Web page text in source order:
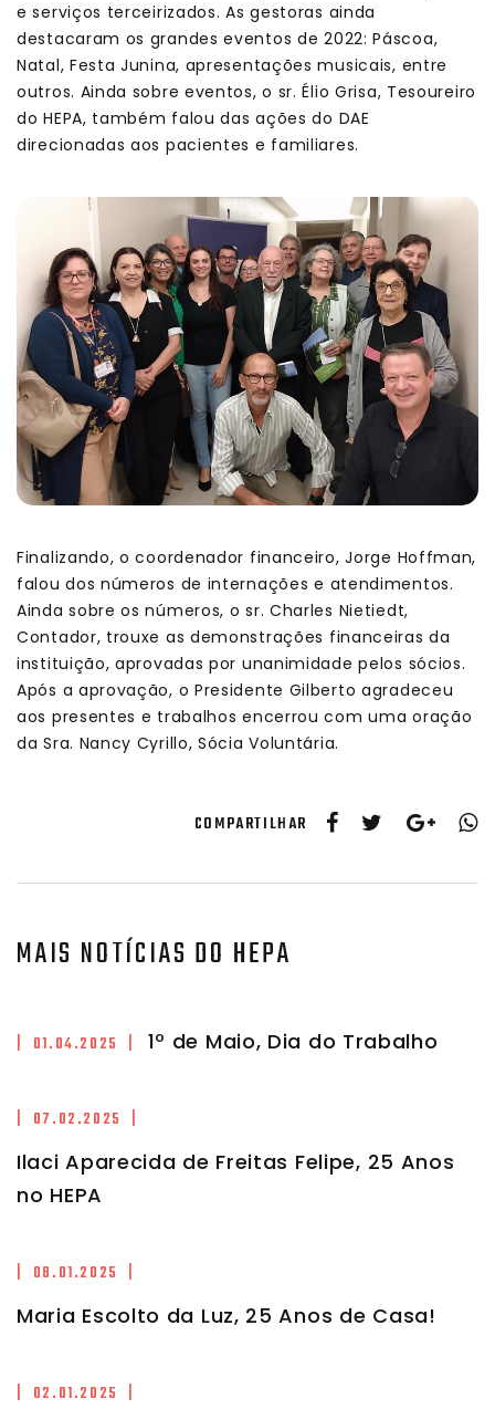
e serviços terceirizados. As gestoras ainda
destacaram os grandes eventos de 2022: Páscoa,
Natal, Festa Junina, apresentações musicais, entre
outros. Ainda sobre eventos, o sr. Élio Grisa, Tesoureiro
do HEPA, também falou das ações do DAE
direcionadas aos pacientes e familiares.
Finalizando, o coordenador financeiro, Jorge Hoffman,
falou dos números de internações e atendimentos.
Ainda sobre os números, o sr. Charles Nietiedt,
Contador, trouxe as demonstrações financeiras da
instituição, aprovadas por unanimidade pelos sócios.
Após a aprovação, o Presidente Gilberto agradeceu
aos presentes e trabalhos encerrou com uma oração
da Sra. Nancy Cyrillo, Sócia Voluntária.
COMPARTILHAR
MAIS NOTÍCIAS DO HEPA
| 01.04.2025 | 1º de Maio, Dia do Trabalho
| 07.02.2025 |
Ilaci Aparecida de Freitas Felipe, 25 Anos
no HEPA
| 08.01.2025 |
Maria Escolto da Luz, 25 Anos de Casa!
| 02.01.2025 |